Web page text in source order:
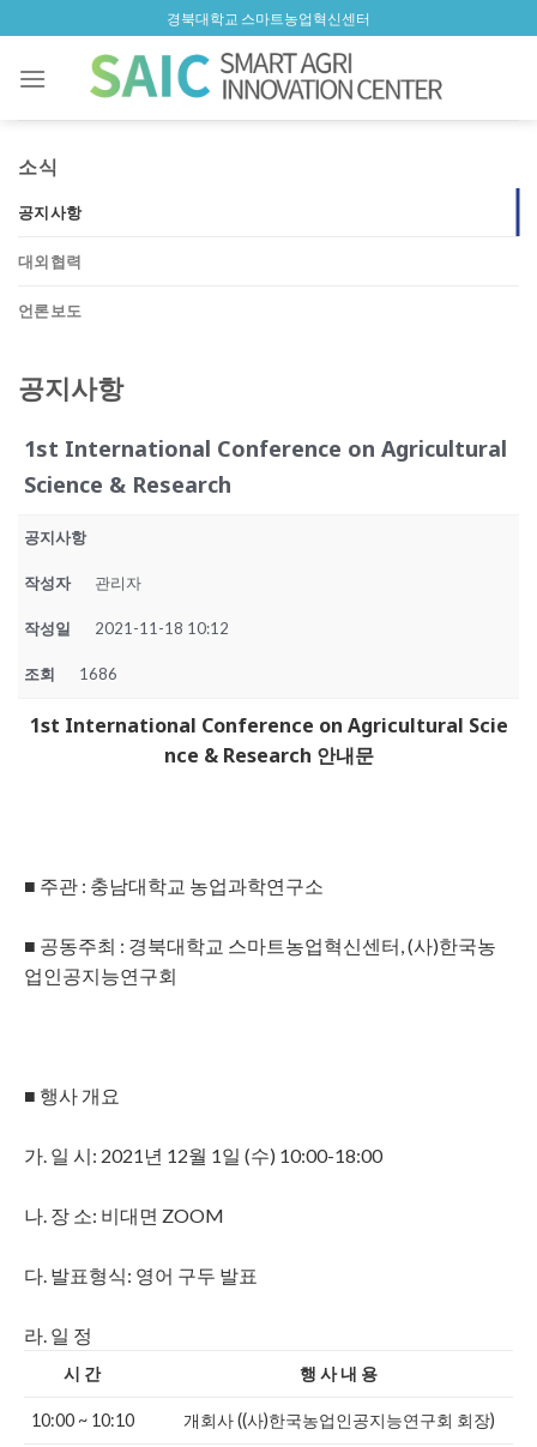
content
경북대학교 스마트농업혁신센터
소식
공지사항
대외협력
언론보도
공지사항
1st International Conference on Agricultural
Science & Research
공지사항
작성자 관리자
작성일 2021-11-18 10:12
조회 1686
1st International Conference on Agricultural Scie
nce & Research 안내문
■ 주관 : 충남대학교 농업과학연구소
■ 공동주최 : 경북대학교 스마트농업혁신센터, (사)한국농
업인공지능연구회
■ 행사 개요
가. 일 시: 2021년 12월 1일 (수) 10:00-18:00
나. 장 소: 비대면 ZOOM
다. 발표형식: 영어 구두 발표
라. 일 정
시 간 행 사 내 용
10:00 ~ 10:10 개회사 ((사)한국농업인공지능연구회 회장)